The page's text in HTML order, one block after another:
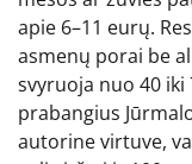
apie 6–11 eurų.
asmenų porai be
svyruoja nuo 40
prabangius
autorine virtuve,